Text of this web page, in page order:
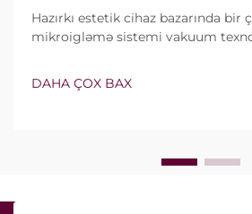
Hazırkı estetik cihaz bazarında bir
mikroigləmə sistemi vakuum
deyil, onların klinik müalicə
DAHA ÇOX BAX